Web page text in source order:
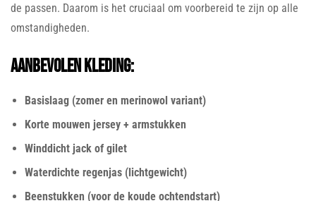
de passen. Daarom is het cruciaal om voorbereid te zijn op alle
omstandigheden.
Aanbevolen kleding:
Basislaag (zomer en merinowol variant)
Korte mouwen jersey + armstukken
Winddicht jack of gilet
Waterdichte regenjas (lichtgewicht)
Beenstukken (voor de koude ochtendstart)